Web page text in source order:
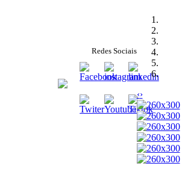
Redes Sociais
‹›